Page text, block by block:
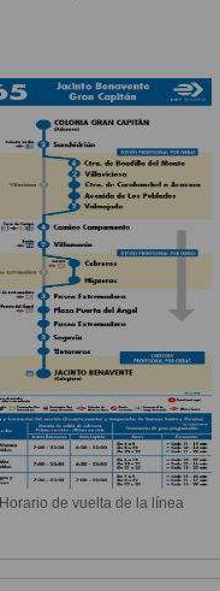
Horario de vuelta de la línea